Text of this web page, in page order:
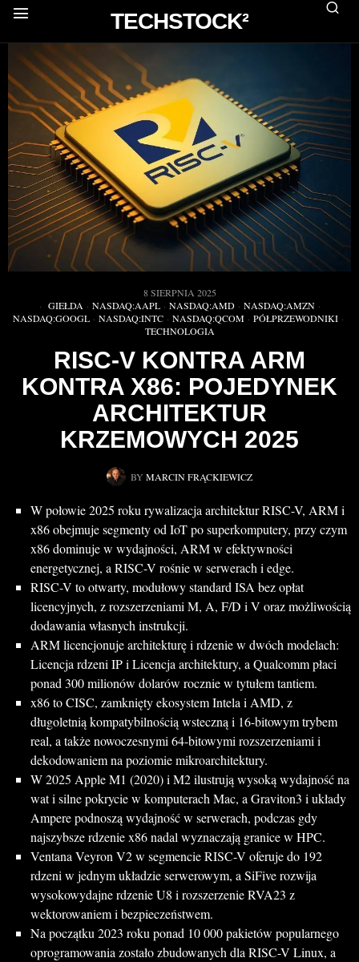
TECHSTOCK²
8 SIERPNIA 2025
GIEŁDA · NASDAQ:AAPL · NASDAQ:AMD · NASDAQ:AMZN ·
NASDAQ:GOOGL · NASDAQ:INTC · NASDAQ:QCOM · PÓŁPRZEWODNIKI ·
TECHNOLOGIA
RISC-V KONTRA ARM
KONTRA X86: POJEDYNEK
ARCHITEKTUR
KRZEMOWYCH 2025
BY MARCIN FRĄCKIEWICZ
W połowie 2025 roku rywalizacja architektur RISC-V, ARM i
x86 obejmuje segmenty od IoT po superkomputery, przy czym
x86 dominuje w wydajności, ARM w efektywności
energetycznej, a RISC-V rośnie w serwerach i edge.
RISC-V to otwarty, modułowy standard ISA bez opłat
licencyjnych, z rozszerzeniami M, A, F/D i V oraz możliwością
dodawania własnych instrukcji.
ARM licencjonuje architekturę i rdzenie w dwóch modelach:
Licencja rdzeni IP i Licencja architektury, a Qualcomm płaci
ponad 300 milionów dolarów rocznie w tytułem tantiem.
x86 to CISC, zamknięty ekosystem Intela i AMD, z
długoletnią kompatybilnością wsteczną i 16-bitowym trybem
real, a także nowoczesnymi 64-bitowymi rozszerzeniami i
dekodowaniem na poziomie mikroarchitektury.
W 2025 Apple M1 (2020) i M2 ilustrują wysoką wydajność na
wat i silne pokrycie w komputerach Mac, a Graviton3 i układy
Ampere podnoszą wydajność w serwerach, podczas gdy
najszybsze rdzenie x86 nadal wyznaczają granice w HPC.
Ventana Veyron V2 w segmencie RISC-V oferuje do 192
rdzeni w jednym układzie serwerowym, a SiFive rozwija
wysokowydajne rdzenie U8 i rozszerzenie RVA23 z
wektorowaniem i bezpieczeństwem.
Na początku 2023 roku ponad 10 000 pakietów popularnego
oprogramowania zostało zbudowanych dla RISC-V Linux, a